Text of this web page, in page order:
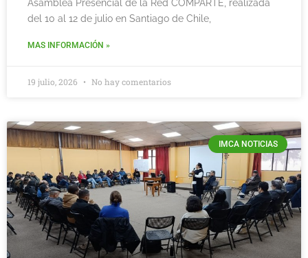
Asamblea Presencial de la Red COMPARTE, realizada
del 10 al 12 de julio en Santiago de Chile,
MAS INFORMACIÓN »
19 julio, 2026 No hay comentarios
IMCA NOTICIAS